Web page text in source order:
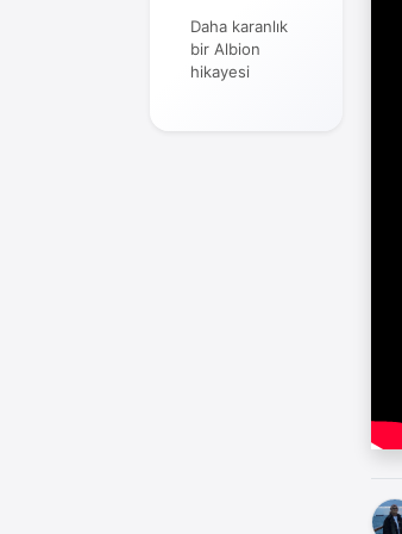
Daha karanlık
bir Albion
hikayesi